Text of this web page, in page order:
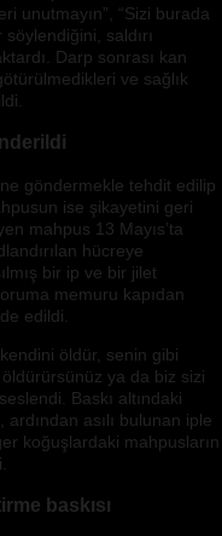
unutmayın”, “Sizi burada
saldırı
Darp sonrası kan
ve sağlık
göndermekle tehdit edilip
ise şikayetini geri
mahpus 13 Mayıs’ta
hücreye
bir ip ve bir jilet
memuru kapıdan
edildi.
öldür, senin gibi
ya da biz sizi
Baskı altındaki
asılı bulunan iple
koğuşlardaki mahpusların
baskısı